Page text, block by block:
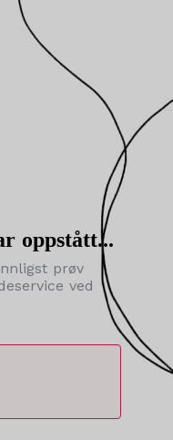
oppstått...
prøv
ved